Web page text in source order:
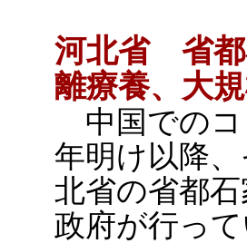
河北省 省都
離療養、大
中国でのコ
年明け以降
北省の省都
政府が行っ